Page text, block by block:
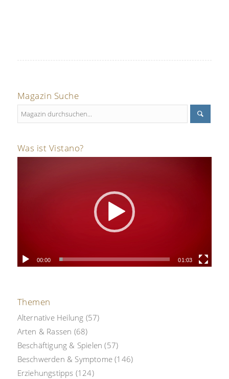
Magazin Suche
Was ist Vistano?
00:00 01:03
Themen
Alternative Heilung (57)
Arten & Rassen (68)
Beschäftigung & Spielen (57)
Beschwerden & Symptome (146)
Erziehungstipps (124)